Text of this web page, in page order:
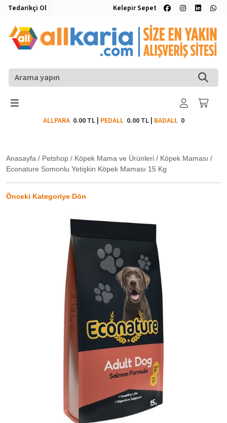
Tedarikçi Ol Kelepir Sepet
ALLPARA 0.00 TL| PEDALL 0.00 TL| BADALL0
Anasayfa / Petshop / Köpek Mama ve Ürünleri / Köpek Maması /
Econature Somonlu Yetişkin Köpek Maması 15 Kg
Önceki Kategoriye Dön